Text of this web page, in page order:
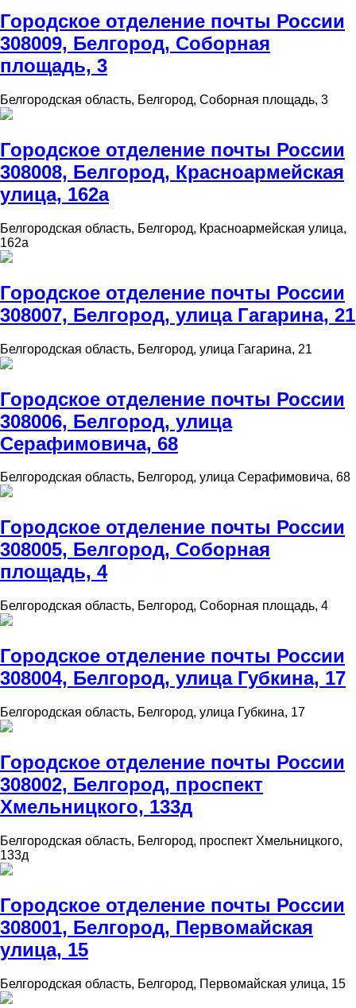
Городское отделение почты России
308009, Белгород, Соборная
площадь, 3
Белгородская область, Белгород, Соборная площадь, 3
Городское отделение почты России
308008, Белгород, Красноармейская
улица, 162а
Белгородская область, Белгород, Красноармейская улица,
162а
Городское отделение почты России
308007, Белгород, улица Гагарина, 21
Белгородская область, Белгород, улица Гагарина, 21
Городское отделение почты России
308006, Белгород, улица
Серафимовича, 68
Белгородская область, Белгород, улица Серафимовича, 68
Городское отделение почты России
308005, Белгород, Соборная
площадь, 4
Белгородская область, Белгород, Соборная площадь, 4
Городское отделение почты России
308004, Белгород, улица Губкина, 17
Белгородская область, Белгород, улица Губкина, 17
Городское отделение почты России
308002, Белгород, проспект
Хмельницкого, 133д
Белгородская область, Белгород, проспект Хмельницкого,
133д
Городское отделение почты России
308001, Белгород, Первомайская
улица, 15
Белгородская область, Белгород, Первомайская улица, 15